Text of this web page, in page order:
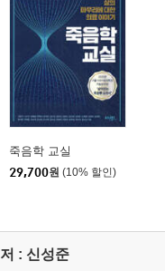
죽음학 교실
29,700원 (10% 할인)
저 : 신성준